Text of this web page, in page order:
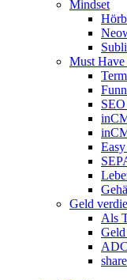
Mindset
Must Have
Geld
Als